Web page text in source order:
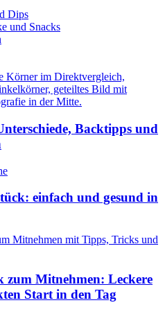
Dips
und Snacks
Backtipps und
einfach und gesund in
zum Mitnehmen: Leckere
Start in den Tag